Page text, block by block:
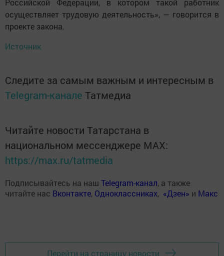
Российской Федерации, в котором такой работник
осуществляет трудовую деятельность», — говорится в
проекте закона.
Источник
Следите за самым важным и интересным в
Telegram-канале Татмедиа
Читайте новости Татарстана в
национальном мессенджере MАХ:
https://max.ru/tatmedia
Подписывайтесь на наш Telegram-канал, а также
читайте нас Вконтакте, Одноклассниках, «Дзен» и Макс
Перейти на страницу новости